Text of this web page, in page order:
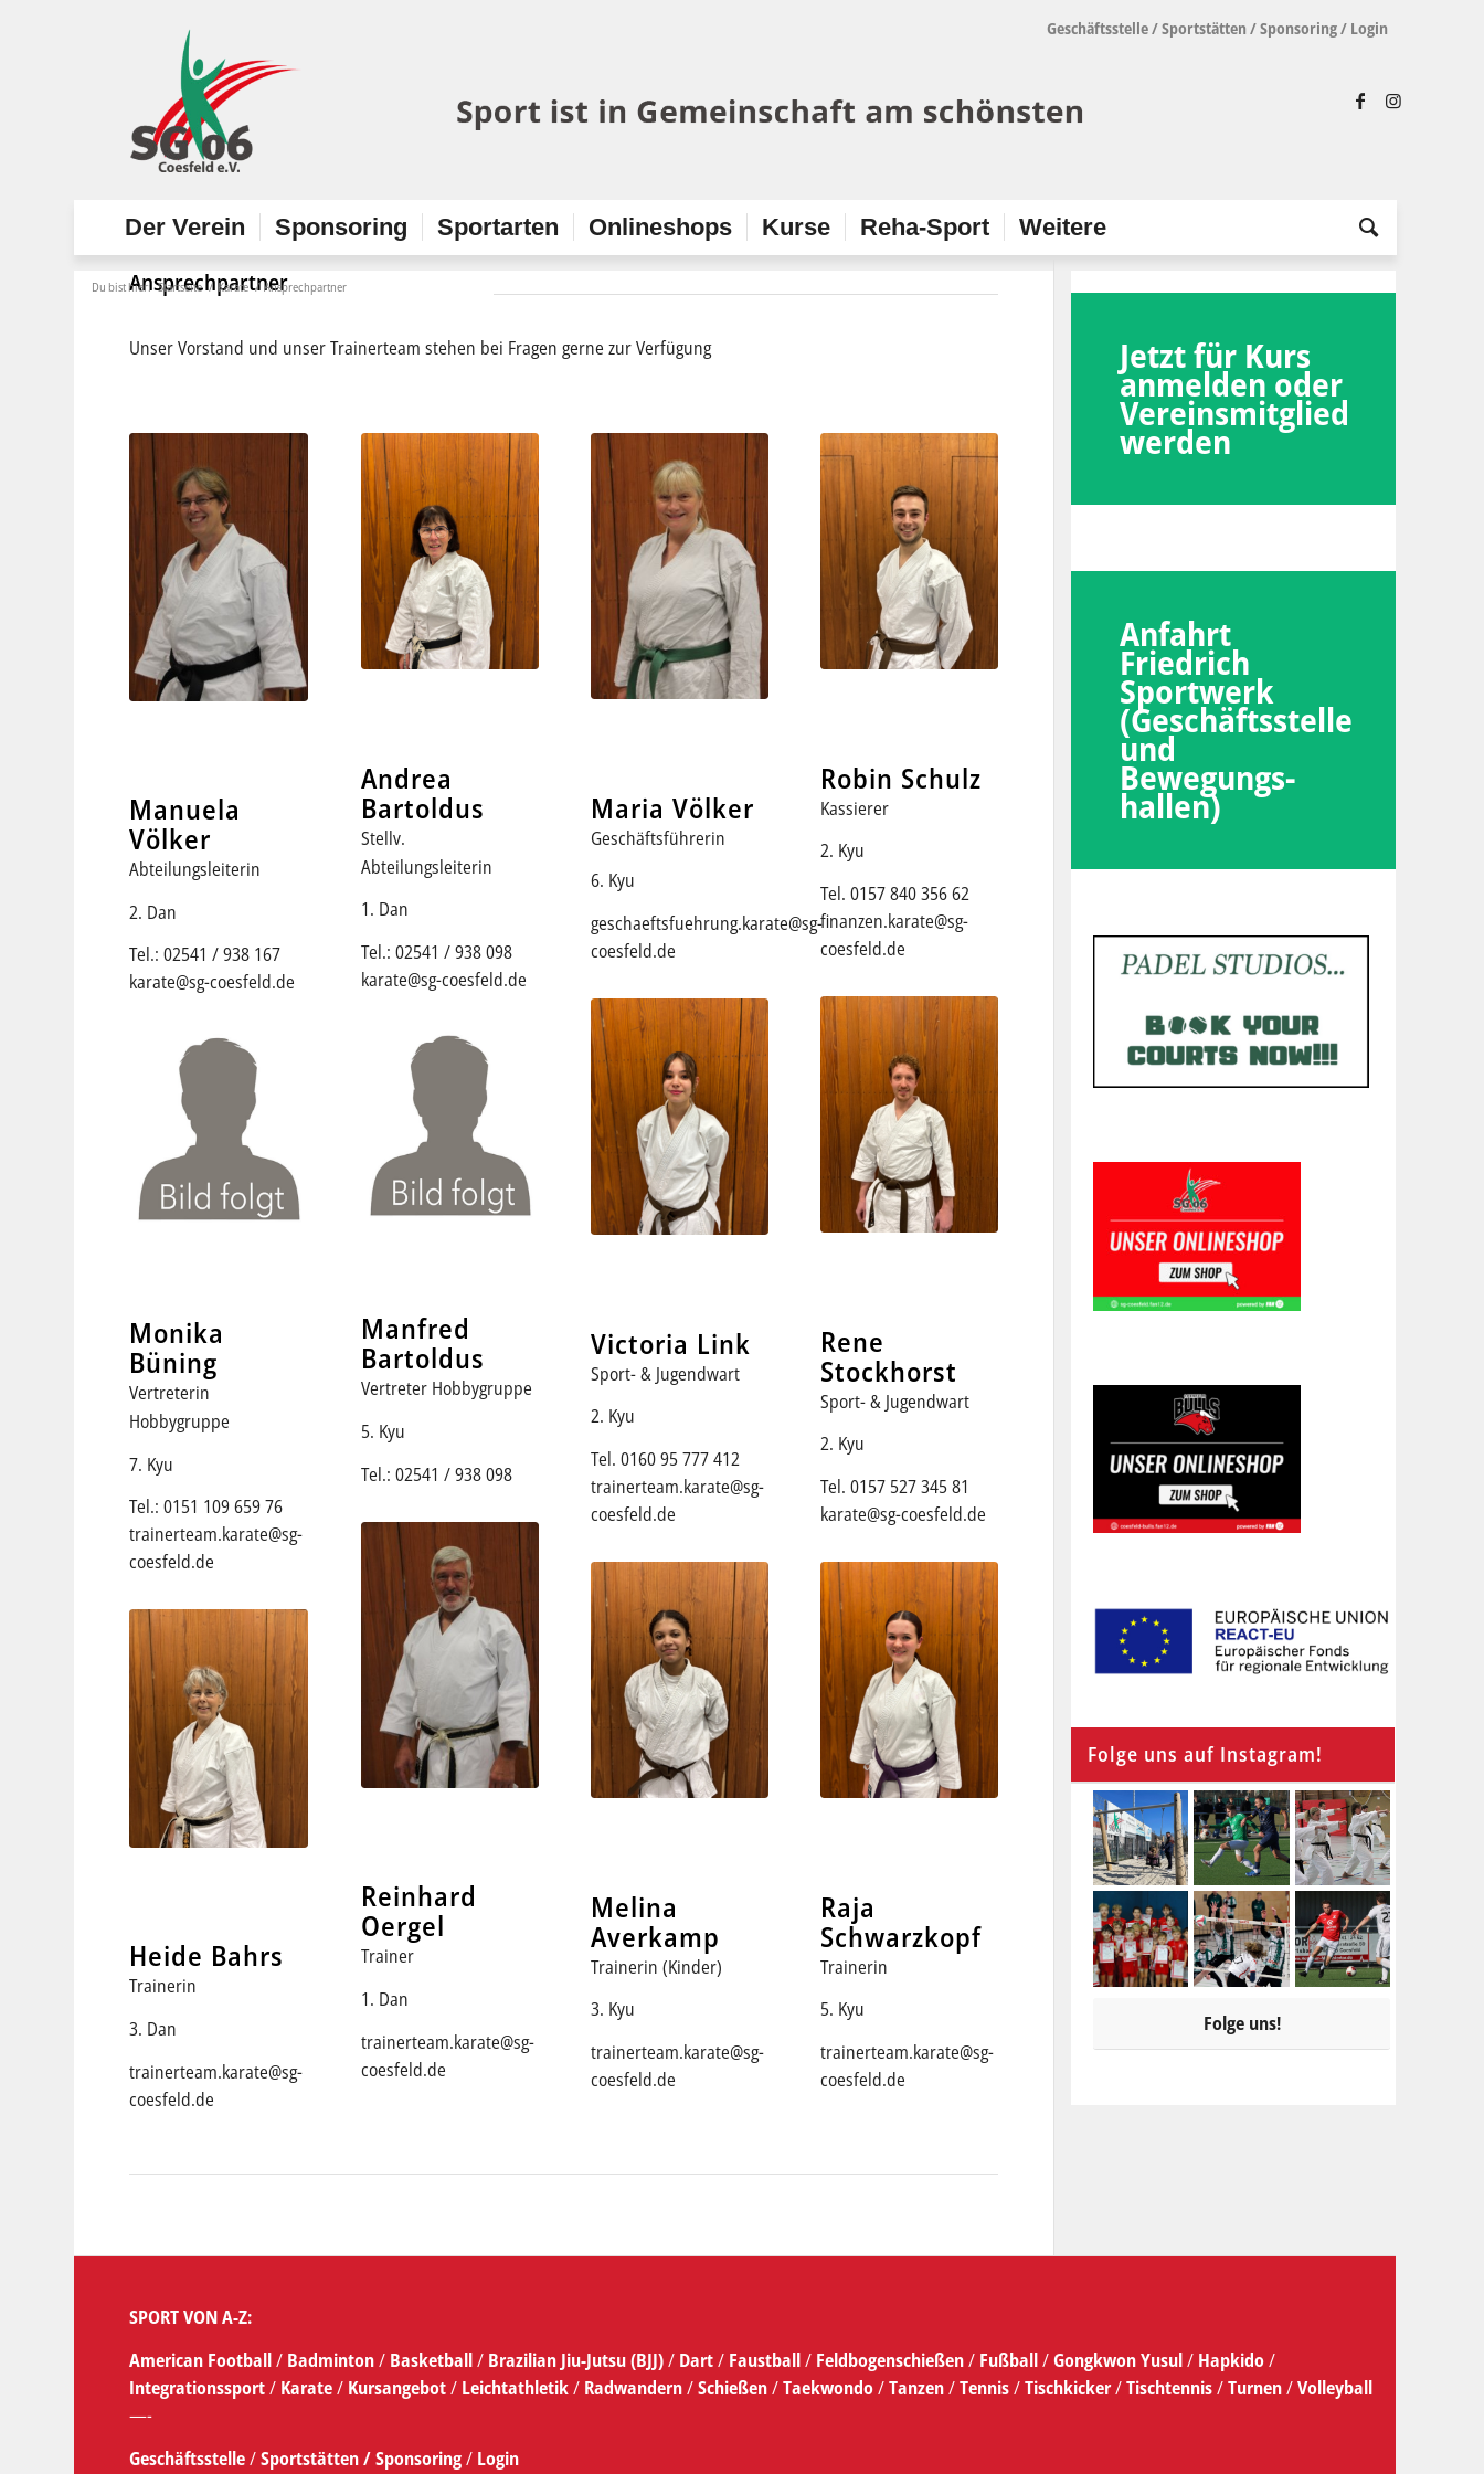
Geschäftsstelle/Sportstätten /Sponsoring/ Login
Der Verein Sponsoring Sportarten Onlineshops Kurse Reha-Sport Weitere
Du bist hier: Startseite / Karate / Ansprechpartner
Ansprechpartner
Unser Vorstand und unser Trainerteam stehen bei Fragen gerne zur Verfügung
Manuela
Völker
Abteilungsleiterin
2. Dan
Tel.: 02541 / 938 167
karate@sg-coesfeld.de
Monika
Büning
Vertreterin
Hobbygruppe
7. Kyu
Tel.: 0151 109 659 76
trainerteam.karate@sg-
coesfeld.de
Heide Bahrs
Trainerin
3. Dan
trainerteam.karate@sg-
coesfeld.de
Andrea
Bartoldus
Stellv.
Abteilungsleiterin
1. Dan
Tel.: 02541 / 938 098
karate@sg-coesfeld.de
Manfred
Bartoldus
Vertreter Hobbygruppe
5. Kyu
Tel.: 02541 / 938 098
Reinhard
Oergel
Trainer
1. Dan
trainerteam.karate@sg-
coesfeld.de
Maria Völker
Geschäftsführerin
6. Kyu
geschaeftsfuehrung.karate@sg-
coesfeld.de
Victoria Link
Sport- & Jugendwart
2. Kyu
Tel. 0160 95 777 412
trainerteam.karate@sg-
coesfeld.de
Melina
Averkamp
Trainerin (Kinder)
3. Kyu
trainerteam.karate@sg-
coesfeld.de
Robin Schulz
Kassierer
2. Kyu
Tel. 0157 840 356 62
finanzen.karate@sg-
coesfeld.de
Rene
Stockhorst
Sport- & Jugendwart
2. Kyu
Tel. 0157 527 345 81
karate@sg-coesfeld.de
Raja
Schwarzkopf
Trainerin
5. Kyu
trainerteam.karate@sg-
coesfeld.de
Jetzt für Kurs
anmelden oder
Vereinsmitglied
werden
Anfahrt
Friedrich
Sportwerk
(Geschäftsstelle
und
Bewegungs-
hallen)
Folge uns auf Instagram!
Folge uns!
SPORT VON A-Z:
American Football/ Badminton/ Basketball/ Brazilian Jiu-Jutsu (BJJ)/ Dart/ Faustball/ Feldbogenschießen/ Fußball/Gongkwon Yusul/ Hapkido/
Integrationssport/ Karate/ Kursangebot/ Leichtathletik/ Radwandern/Schießen/Taekwondo/Tanzen/Tennis/Tischkicker/Tischtennis/Turnen/Volleyball
—-
Geschäftsstelle/Sportstätten /Sponsoring/ Login